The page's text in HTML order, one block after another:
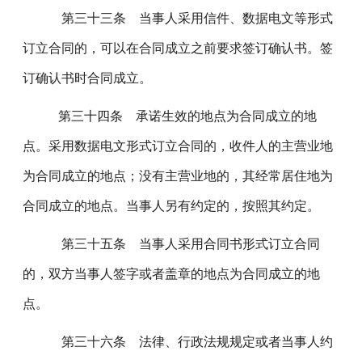
第三十三条 当事人采用信件、数据电文等形式
订立合同的，可以在合同成立之前要求签订确认书。签
订确认书时合同成立。
第三十四条 承诺生效的地点为合同成立的地
点。采用数据电文形式订立合同的，收件人的主营业地
为合同成立的地点；没有主营业地的，其经常居住地为
合同成立的地点。当事人另有约定的，按照其约定。
第三十五条 当事人采用合同书形式订立合同
的，双方当事人签字或者盖章的地点为合同成立的地
点。
第三十六条 法律、行政法规规定或者当事人约